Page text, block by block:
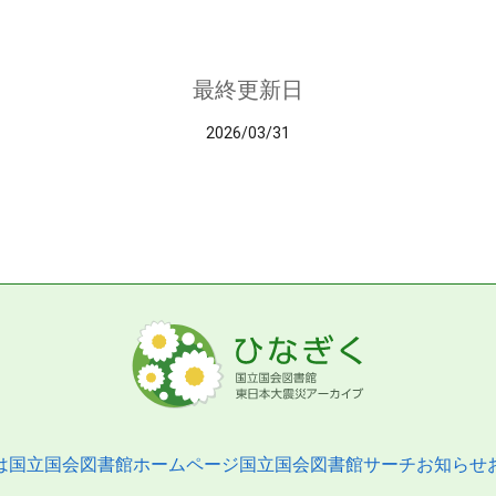
最終更新日
2026/03/31
国立国会図書館ホームページ国立国会図書館サーチお知らせ